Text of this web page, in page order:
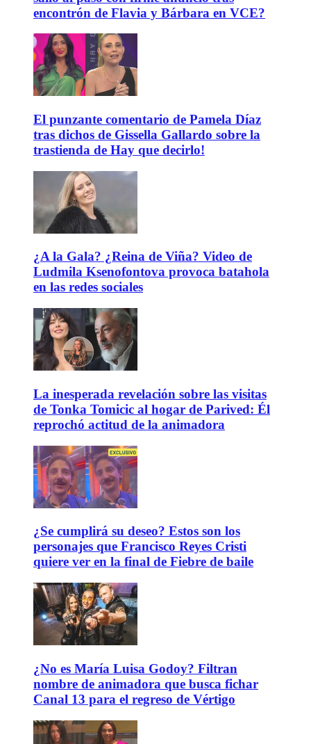
encontrón de Flavia y Bárbara en VCE?
El punzante comentario de Pamela Díaz
tras dichos de Gissella Gallardo sobre la
trastienda de Hay que decirlo!
¿A la Gala? ¿Reina de Viña? Video de
Ludmila Ksenofontova provoca batahola
en las redes sociales
La inesperada revelación sobre las visitas
de Tonka Tomicic al hogar de Parived: Él
reprochó actitud de la animadora
¿Se cumplirá su deseo? Estos son los
personajes que Francisco Reyes Cristi
quiere ver en la final de Fiebre de baile
¿No es María Luisa Godoy? Filtran
nombre de animadora que busca fichar
Canal 13 para el regreso de Vértigo